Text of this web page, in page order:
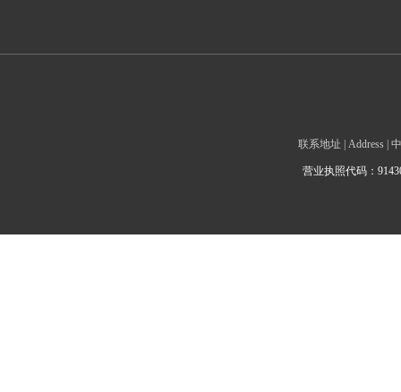
联系地址 | Address |
营业执照代码：